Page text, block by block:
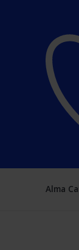
Alma